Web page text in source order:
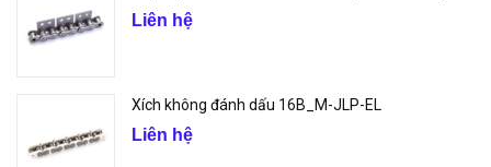
Liên hệ
Xích không đánh dấu 16B_M-JLP-EL
Liên hệ